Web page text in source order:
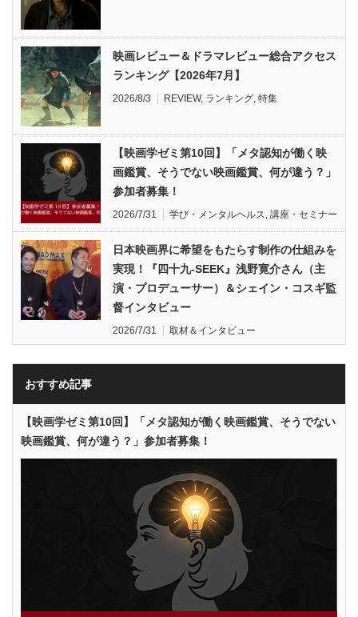
映画レビュー＆ドラマレビュー総合アクセス
ランキング【2026年7月】
2026/8/3 REVIEW, ランキング, 特集
【映画学ゼミ第10回】「メタ認知が働く映
画鑑賞、そうでない映画鑑賞、何が違う？」
参加者募集！
2026/7/31 学び・メンタルヘルス, 講座・セミナー
日本映画界に希望をもたらす制作の仕組みを
実現！『四十九-SEEK』浅野寛介さん（主
演・プロデューサー）＆シェイン・コスギ監
督インタビュー
2026/7/31 取材＆インタビュー
おすすめ記事
【映画学ゼミ第10回】「メタ認知が働く映画鑑賞、そうでない
映画鑑賞、何が違う？」参加者募集！